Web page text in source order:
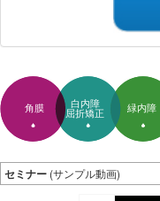
角膜
白内障
屈折矯正
緑内障
セミナー (サンプル動画)